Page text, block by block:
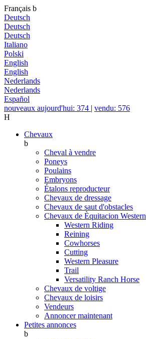
Français b
Deutsch
Deutsch
Deutsch
Italiano
Polski
English
English
Nederlands
Nederlands
Español
nouveaux aujourd'hui: 374 | vendu: 576
H
Chevaux
b
Cheval à vendre
Poneys
Poulains
Embryons
Étalons reproducteur
Chevaux de dressage
Chevaux de saut d'obstacles
Chevaux de Èquitacion Western
Western Riding
Reining
Cowhorses
Cutting
Western Pleasure
Trail
Versatility Ranch Horse
Chevaux de voltige
Chevaux de loisirs
Vendeurs
Annoncer maintenant
Petites annonces
b